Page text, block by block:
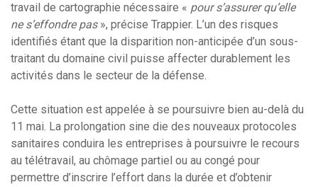
travail de cartographie nécessaire « pour s’assurer qu’elle
ne s’effondre pas», précise Trappier. L’un des risques
identifiés étant que la disparition non-anticipée d’un sous-
traitant du domaine civil puisse affecter durablement les
activités dans le secteur de la défense.
Cette situation est appelée à se poursuivre bien au-delà du
11 mai. La prolongation sine die des nouveaux protocoles
sanitaires conduira les entreprises à poursuivre le recours
au télétravail, au chômage partiel ou au congé pour
permettre d’inscrire l’effort dans la durée et d’obtenir